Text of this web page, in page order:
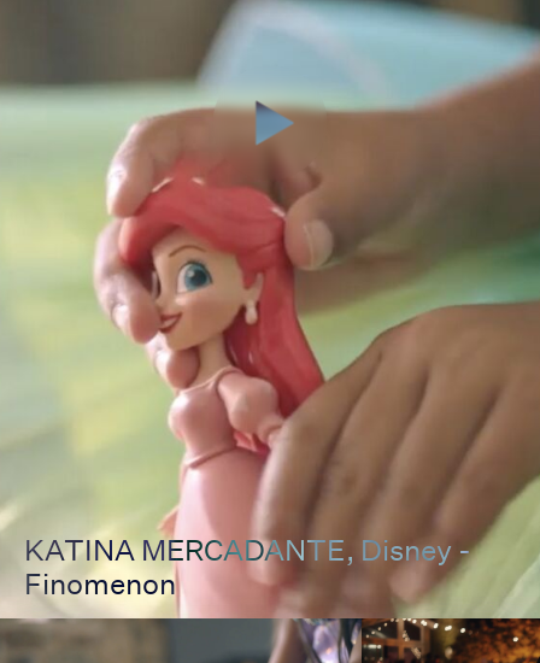
00:00
00:00
Full
KATINA MERCADANTE, Disney -
Finomenon